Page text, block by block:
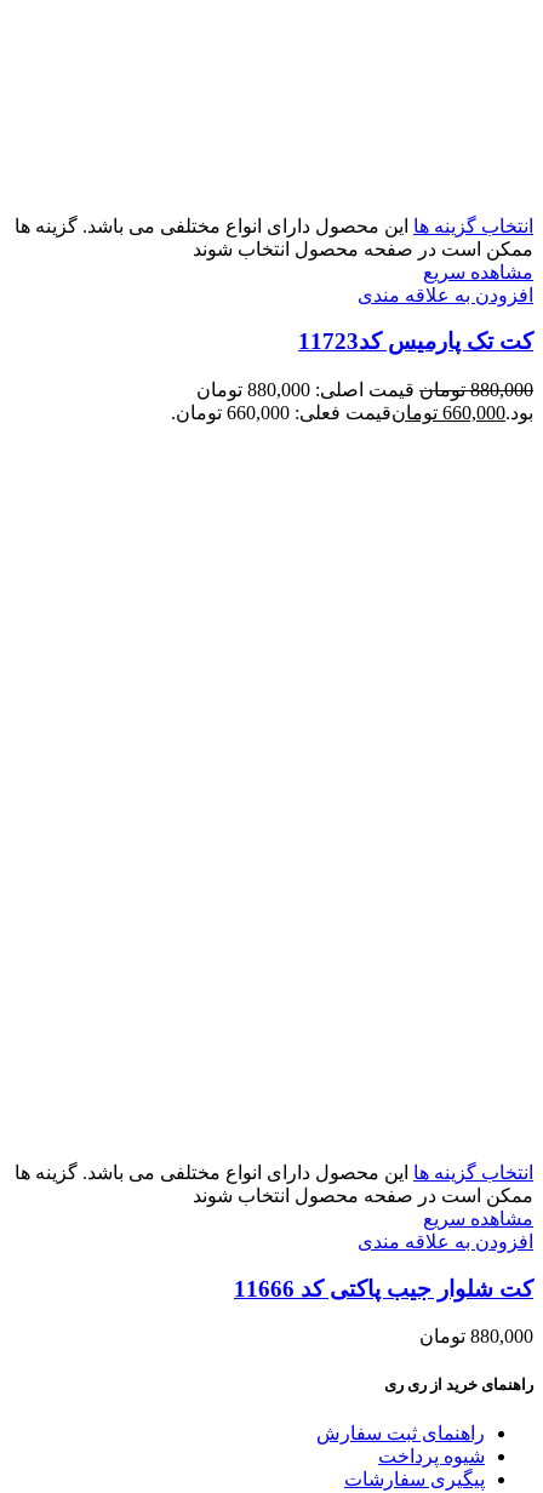
انتخاب گزینه ها این محصول دارای انواع مختلفی می باشد. گزینه ها
ممکن است در صفحه محصول انتخاب شوند
مشاهده سریع
افزودن به علاقه مندی
کت تک پارمیس کد11723
880,000 تومان
قیمت اصلی: 880,000 تومان
بود.660,000 تومانقیمت فعلی: 660,000 تومان.
انتخاب گزینه ها این محصول دارای انواع مختلفی می باشد. گزینه ها
ممکن است در صفحه محصول انتخاب شوند
مشاهده سریع
افزودن به علاقه مندی
کت شلوار جیب پاکتی کد 11666
880,000 تومان
راهنمای خرید از ری ری
راهنمای ثبت سفارش
شیوه پرداخت
پیگیری سفارشات